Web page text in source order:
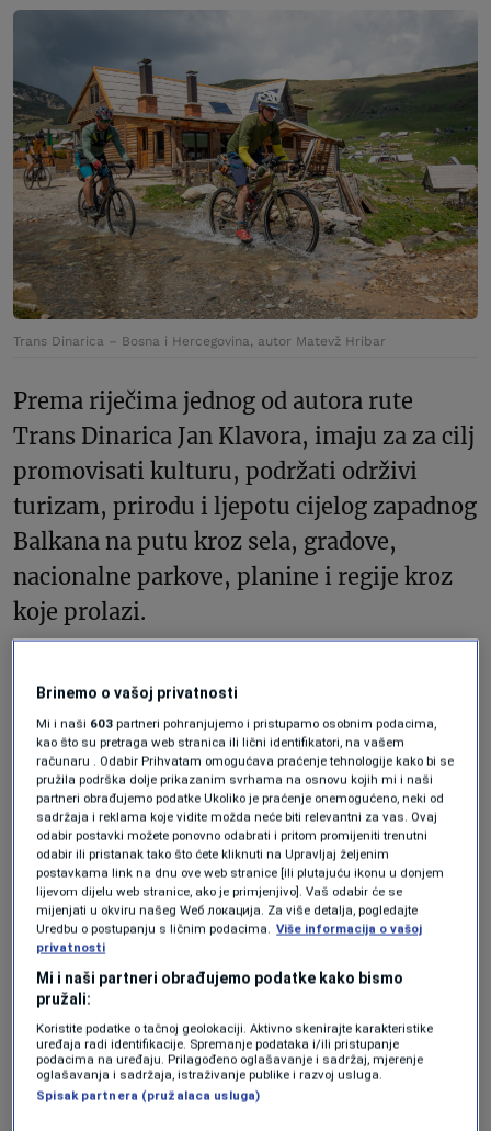
Trans Dinarica – Bosna i Hercegovina, autor Matevž Hribar
Prema riječima jednog od autora rute
Trans Dinarica Jan Klavora, imaju za za cilj
promovisati kulturu, podržati održivi
turizam, prirodu i ljepotu cijelog zapadnog
Balkana na putu kroz sela, gradove,
nacionalne parkove, planine i regije kroz
koje prolazi.
Trans Dinarica Slovenija, autor Matevž Hribar
“Zapadni Balkan za većinu biciklista
predstavlja posljednji neotkriveni dio
Brinemo o vašoj privatnosti
Mi i naši 603 partneri pohranjujemo i pristupamo osobnim podacima,
kao što su pretraga web stranica ili lični identifikatori, na vašem
računaru . Odabir Prihvatam omogućava praćenje tehnologije kako bi se
pružila podrška dolje prikazanim svrhama na osnovu kojih mi i naši
partneri obrađujemo podatke Ukoliko je praćenje onemogućeno, neki od
sadržaja i reklama koje vidite možda neće biti relevantni za vas. Ovaj
odabir postavki možete ponovno odabrati i pritom promijeniti trenutni
odabir ili pristanak tako što ćete kliknuti na Upravljaj željenim
postavkama link na dnu ove web stranice [ili plutajuću ikonu u donjem
lijevom dijelu web stranice, ako je primjenjivo]. Vaš odabir će se
mijenjati u okviru našeg Wеб локација. Za više detalja, pogledajte
Uredbu o postupanju s ličnim podacima. Više informacija o vašoj
privatnosti
Mi i naši partneri obrađujemo podatke kako bismo
pružali:
Koristite podatke o tačnoj geolokaciji. Aktivno skenirajte karakteristike
uređaja radi identifikacije. Spremanje podataka i/ili pristupanje
podacima na uređaju. Prilagođeno oglašavanje i sadržaj, mjerenje
oglašavanja i sadržaja, istraživanje publike i razvoj usluga.
Spisak partnera (pružalaca usluga)